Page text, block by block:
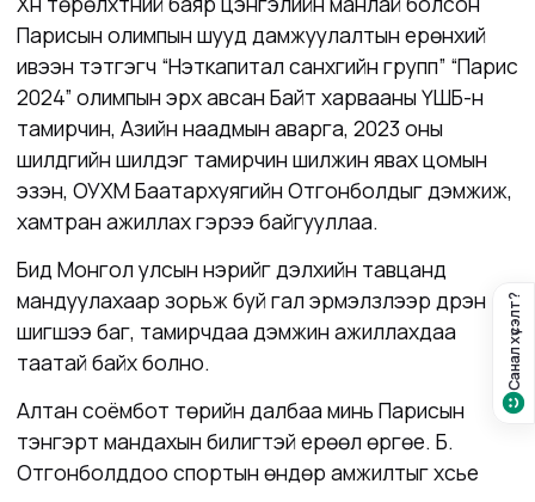
Санал хүсэлт?
Парисын олимпын шууд дамжуулалтын ерөнхий
ивээн тэтгэгч “Нэткапитал санхүүгийн групп” “Парис
2024” олимпын эрх авсан Байт харвааны ҮШБ-н
тамирчин, Азийн наадмын аварга, 2023 оны
шилдгийн шилдэг тамирчин шилжин явах цомын
эзэн, ОУХМ Баатархуягийн Отгонболдыг дэмжиж,
хамтран ажиллах гэрээ байгууллаа.
Бид Монгол улсын нэрийг дэлхийн тавцанд
мандуулахаар зорьж буй гал эрмэлзлээр дүүрэн
шигшээ баг, тамирчдаа дэмжин ажиллахдаа
таатай байх болно.
Алтан соёмбот төрийн далбаа минь Парисын
тэнгэрт мандахын билигтэй ерөөл өргөе. Б.
Отгонболддоо спортын өндөр амжилтыг хүсье